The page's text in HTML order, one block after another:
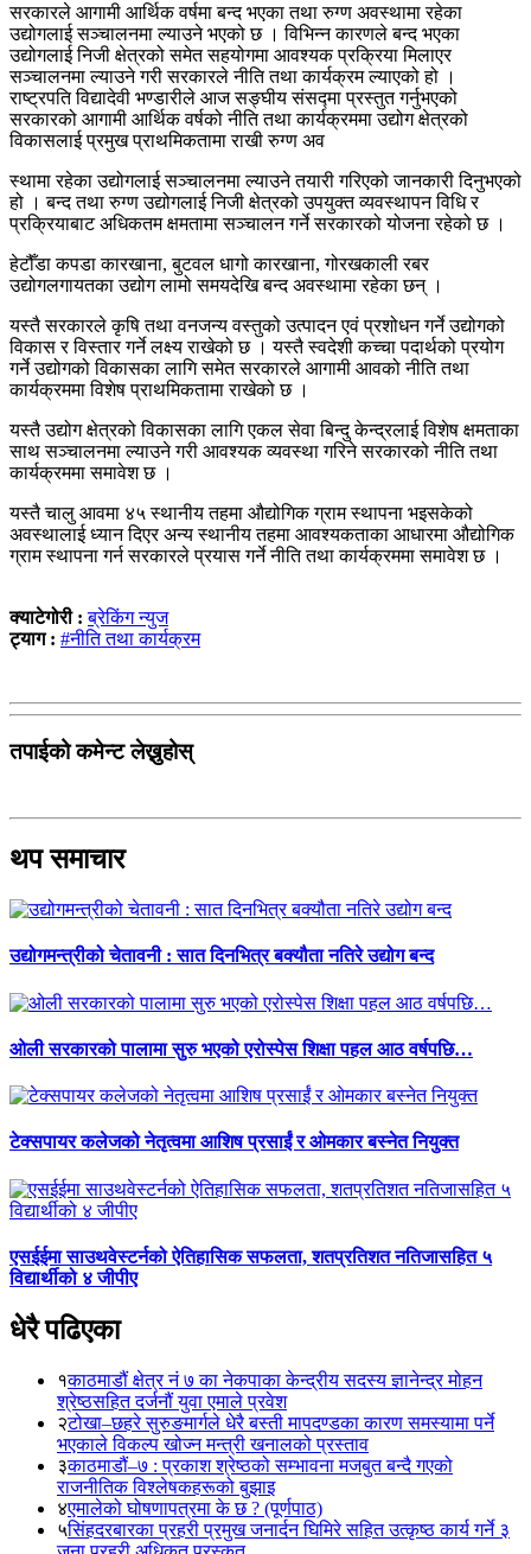
सरकारले आगामी आर्थिक वर्षमा बन्द भएका तथा रुग्ण अवस्थामा रहेका
उद्योगलाई सञ्चालनमा ल्याउने भएको छ । विभिन्न कारणले बन्द भएका
उद्योगलाई निजी क्षेत्रको समेत सहयोगमा आवश्यक प्रक्रिया मिलाएर
सञ्चालनमा ल्याउने गरी सरकारले नीति तथा कार्यक्रम ल्याएको हो ।
राष्ट्रपति विद्यादेवी भण्डारीले आज सङ्घीय संसद्मा प्रस्तुत गर्नुभएको
सरकारको आगामी आर्थिक वर्षको नीति तथा कार्यक्रममा उद्योग क्षेत्रको
विकासलाई प्रमुख प्राथमिकतामा राखी रुग्ण अव
स्थामा रहेका उद्योगलाई सञ्चालनमा ल्याउने तयारी गरिएको जानकारी दिनुभएको
हो । बन्द तथा रुग्ण उद्योगलाई निजी क्षेत्रको उपयुक्त व्यवस्थापन विधि र
प्रक्रियाबाट अधिकतम क्षमतामा सञ्चालन गर्ने सरकारको योजना रहेको छ ।
हेटौँडा कपडा कारखाना, बुटवल धागो कारखाना, गोरखकाली रबर
उद्योगलगायतका उद्योग लामो समयदेखि बन्द अवस्थामा रहेका छन् ।
यस्तै सरकारले कृषि तथा वनजन्य वस्तुको उत्पादन एवं प्रशोधन गर्ने उद्योगको
विकास र विस्तार गर्ने लक्ष्य राखेको छ । यस्तै स्वदेशी कच्चा पदार्थको प्रयोग
गर्ने उद्योगको विकासका लागि समेत सरकारले आगामी आवको नीति तथा
कार्यक्रममा विशेष प्राथमिकतामा राखेको छ ।
यस्तै उद्योग क्षेत्रको विकासका लागि एकल सेवा बिन्दु केन्द्रलाई विशेष क्षमताका
साथ सञ्चालनमा ल्याउने गरी आवश्यक व्यवस्था गरिने सरकारको नीति तथा
कार्यक्रममा समावेश छ ।
यस्तै चालु आवमा ४५ स्थानीय तहमा औद्योगिक ग्राम स्थापना भइसकेको
अवस्थालाई ध्यान दिएर अन्य स्थानीय तहमा आवश्यकताका आधारमा औद्योगिक
ग्राम स्थापना गर्न सरकारले प्रयास गर्ने नीति तथा कार्यक्रममा समावेश छ ।
क्याटेगोरी :ब्रेकिंग न्युज
ट्याग : #नीति तथा कार्यक्रम
तपाईको कमेन्ट लेख्नुहोस्
थप समाचार
उद्योगमन्त्रीको चेतावनी : सात दिनभित्र बक्यौता नतिरे उद्योग बन्द
ओली सरकारको पालामा सुरु भएको एरोस्पेस शिक्षा पहल आठ वर्षपछि…
टेक्सपायर कलेजको नेतृत्वमा आशिष प्रसाईं र ओमकार बस्नेत नियुक्त
एसईईमा साउथवेस्टर्नको ऐतिहासिक सफलता, शतप्रतिशत नतिजासहित ५
विद्यार्थीको ४ जीपीए
धेरै पढिएका
१काठमाडौं क्षेत्र नं ७ का नेकपाका केन्द्रीय सदस्य ज्ञानेन्द्र मोहन
श्रेष्ठसहित दर्जनौं युवा एमाले प्रवेश
२टोखा–छहरे सुरुङमार्गले धेरै बस्ती मापदण्डका कारण समस्यामा पर्ने
भएकाले विकल्प खोज्न मन्त्री खनालको प्रस्ताव
३काठमाडौं–७ : प्रकाश श्रेष्ठको सम्भावना मजबुत बन्दै गएको
राजनीतिक विश्लेषकहरूको बुझाइ
४एमालेको घोषणापत्रमा के छ ? (पूर्णपाठ)
५सिंहदरबारका प्रहरी प्रमुख जनार्दन घिमिरे सहित उत्कृष्ठ कार्य गर्ने ३